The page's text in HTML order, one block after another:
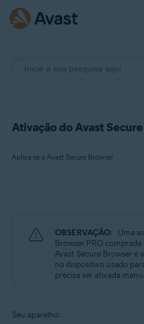
Ativação do Avast
Aplica-se a Avast Secure Browser
Sistemas operacionais:
Windows, macOS, Android e iOS
OBSERVAÇÃO: Uma
Browser PRO
Avast Secure Browser
no dispositivo usado
precisa ser ativada
Seu aparelho: